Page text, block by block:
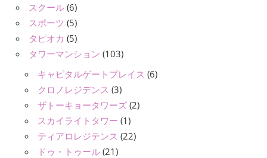
スクール (6)
スポーツ (5)
タピオカ (5)
タワーマンション (103)
キャピタルゲートプレイス (6)
クロノレジデンス (3)
ザトーキョータワーズ (2)
スカイライトタワー (1)
ティアロレジテンス (22)
ドゥ・トゥール (21)